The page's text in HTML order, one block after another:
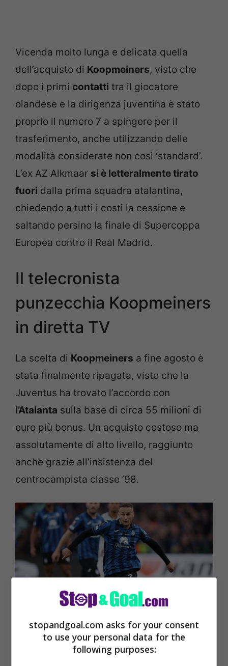
Vicenda molto lunga e delicata quella
dell’acquisto di Koopmeiners, visto che
dopo i primi contatti tra il giocatore
olandese e la dirigenza juventina è stato
proprio il numero 7 a spingere per il
trasferimento, anche utilizzando delle
modalità considerate non così ‘standard’.
L’ex AZ Alkmaar si è letteralmente tirato
fuori dalla prima squadra atalantina,
chiedendo a tutti i costi la cessione e
saltando persino la finale di Supercoppa
Europea contro il Real Madrid.
Il telecronista
punzecchia Koopmeiners
in diretta TV
La scelta di Koopmeiners a fine agosto è
stata finalmente ripagata, visto che la
Juventus ha trovato l’accordo con
l’Atalanta sulla base di circa 55 milioni di
euro più bonus. Un acquisto costoso ma
assolutamente di alto livello, raggiunto
anche grazie all’insistenza del
centrocampista classe ’98.
Massimo Marianella lancia la frecciata dura a Koopmeiners
stopandgoal.com asks for your consent
to use your personal data for the
following purposes: